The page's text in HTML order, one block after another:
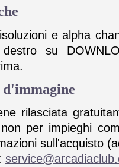
e alpha
su
d'immagine
rilasciata
per impieghi
sull'acquisto